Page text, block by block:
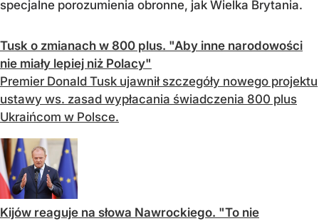
specjalne porozumienia obronne, jak Wielka Brytania.
Tusk o zmianach w 800 plus. "Aby inne narodowości
nie miały lepiej niż Polacy"
Premier Donald Tusk ujawnił szczegóły nowego projektu
ustawy ws. zasad wypłacania świadczenia 800 plus
Ukraińcom w Polsce.
Kijów reaguje na słowa Nawrockiego. "To nie